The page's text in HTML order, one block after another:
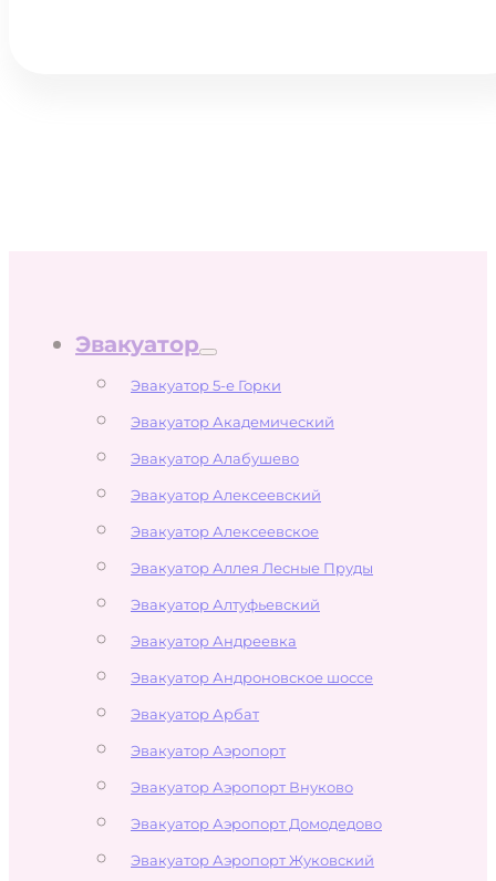
Эвакуатор
Эвакуатор 5-е Горки
Эвакуатор Академический
Эвакуатор Алабушево
Эвакуатор Алексеевский
Эвакуатор Алексеевское
Эвакуатор Аллея Лесные Пруды
Эвакуатор Алтуфьевский
Эвакуатор Андреевка
Эвакуатор Андроновское шоссе
Эвакуатор Арбат
Эвакуатор Аэропорт
Эвакуатор Аэропорт Внуково
Эвакуатор Аэропорт Домодедово
Эвакуатор Аэропорт Жуковский